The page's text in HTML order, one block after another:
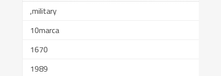
,military
10marca
1670
1989